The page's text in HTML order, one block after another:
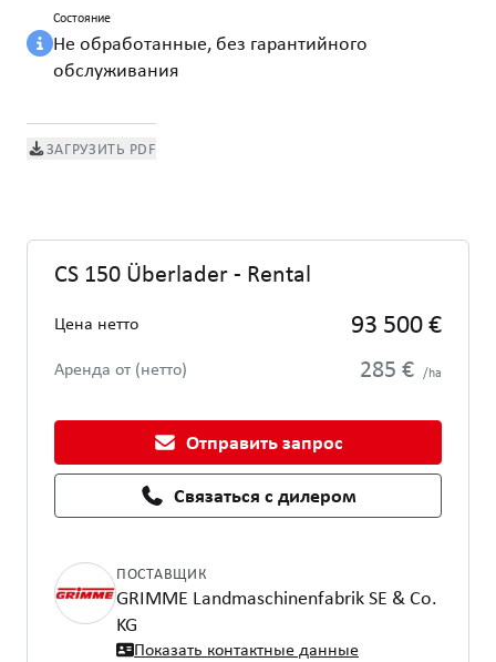
Состояние
Не обработанные, без гарантийного
обслуживания
ЗАГРУЗИТЬ PDF
CS 150 Überlader - Rental
Цена нетто 93 500 €
Аренда от (нетто) 285 € /ha
Отправить запрос
Связаться с дилером
ПОСТАВЩИК
GRIMME Landmaschinenfabrik SE & Co.
KG
Показать контактные данные